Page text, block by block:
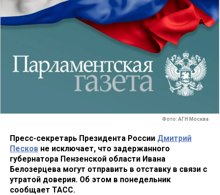
Фото: АГН Москва
Пресс-секретарь Президента России Дмитрий
Песков не исключает, что задержанного
губернатора Пензенской области Ивана
Белозерцева могут отправить в отставку в связи с
утратой доверия. Об этом в понедельник
сообщает ТАСС.